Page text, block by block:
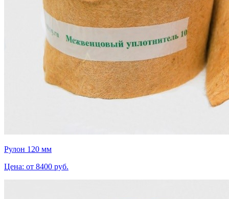
Рулон 120 мм
Цена: от 8400 руб.